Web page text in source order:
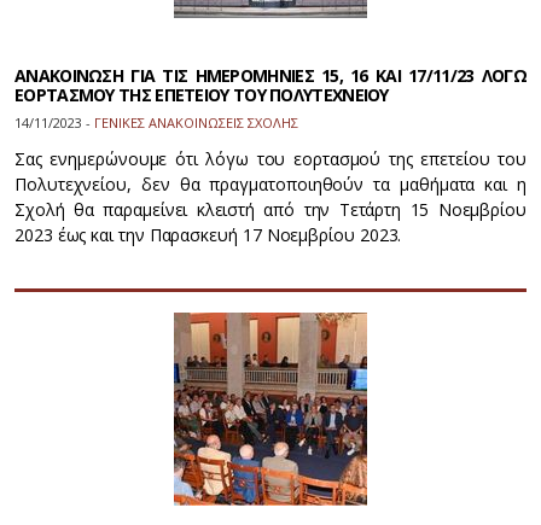
ΑΝΑΚΟΙΝΩΣΗ ΓΙΑ ΤΙΣ ΗΜΕΡΟΜΗΝΙΕΣ 15, 16 ΚΑΙ 17/11/23 ΛΟΓΩ
ΕΟΡΤΑΣΜΟΥ ΤΗΣ ΕΠΕΤΕΙΟΥ ΤΟΥ ΠΟΛΥΤΕΧΝΕΙΟΥ
14/11/2023 - ΓΕΝΙΚΕΣ ΑΝΑΚΟΙΝΩΣΕΙΣ ΣΧΟΛΗΣ
Σας ενημερώνουμε ότι λόγω του εορτασμού της επετείου του
Πολυτεχνείου, δεν θα πραγματοποιηθούν τα μαθήματα και η
Σχολή θα παραμείνει κλειστή από την Τετάρτη 15 Νοεμβρίου
2023 έως και την Παρασκευή 17 Νοεμβρίου 2023.